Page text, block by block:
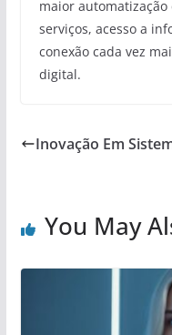
maior
serviços, acesso a
conexão cada vez
digital.
Inovação Em
You May